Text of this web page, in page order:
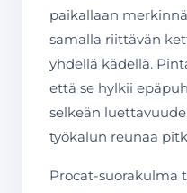
paikallaan
samalla riittävän
yhdellä kädellä.
että se hylkii
selkeän
työkalun reunaa
Procat-suorakulma